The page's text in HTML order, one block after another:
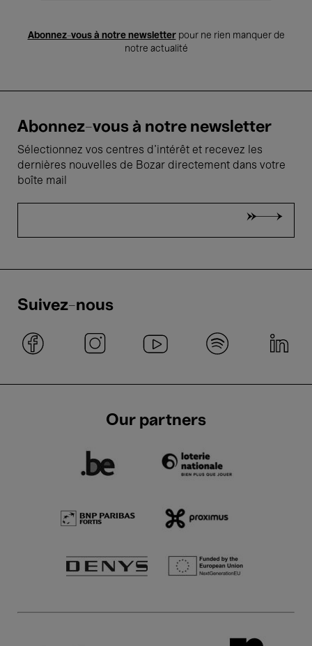
Abonnez-vous à notre newsletterpour ne rien manquer de
notre actualité
Abonnez-vous à notre newsletter
Sélectionnez vos centres d'intérêt et recevez les
dernières nouvelles de Bozar directement dans votre
boîte mail
Suivez-nous
Our partners